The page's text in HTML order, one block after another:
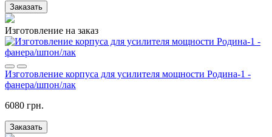
Заказать
Изготовление на заказ
Изготовление корпуса для усилителя мощности Родина-1 -
фанера/шпон/лак
6080 грн.
Заказать